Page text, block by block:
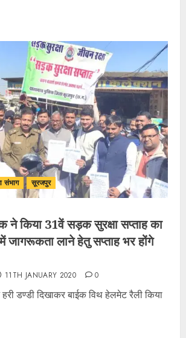
संभाग सूरजपुर
ने किया 31वें सड़क सुरक्षा सप्ताह का
जागरूकता लाने हेतु सप्ताह भर होंगे
11TH JANUARY 2020 0
डण्डी दिखाकर बाईक विथ हेलमेट रैली किया